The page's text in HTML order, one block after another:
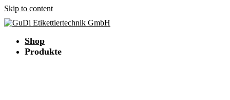
Skip to content
Shop
Produkte